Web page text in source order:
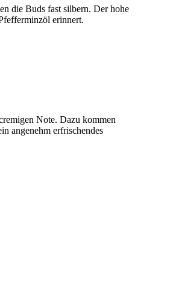
die Buds fast silbern. Der hohe
erinnert.
Note. Dazu kommen
angenehm erfrischendes